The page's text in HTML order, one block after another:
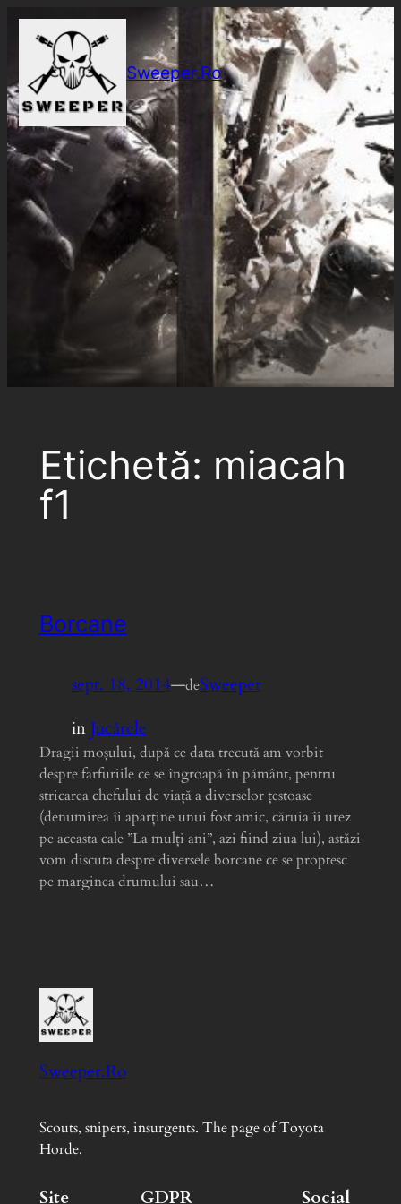
Sari
conținut
Sweeper.Ro
Etichetă: miacah
f1
Borcane
sept. 18, 2014—deSweeper
inJucărele
Dragii moșului, după ce data trecută am vorbit
despre farfuriile ce se îngroapă în pământ, pentru
stricarea chefului de viață a diverselor țestoase
(denumirea îi aparține unui fost amic, căruia îi urez
pe aceasta cale ”La mulți ani”, azi fiind ziua lui), astăzi
vom discuta despre diversele borcane ce se proptesc
pe marginea drumului sau…
Sweeper.Ro
Scouts, snipers, insurgents. The page of Toyota
Horde.
Site GDPR Social